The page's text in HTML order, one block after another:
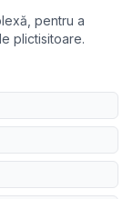
pentru a
plictisitoare.